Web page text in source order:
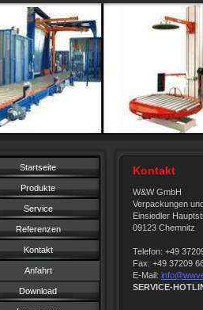
Startseite
Produkte
Service
Referenzen
Kontakt
Anfahrt
Download
Kontakt
W&W GmbH
Verpackungen
Einsiedler
09123 Chemnitz
Telefon: +49
Fax: +49 37209
E-Mail:
SERVICE-